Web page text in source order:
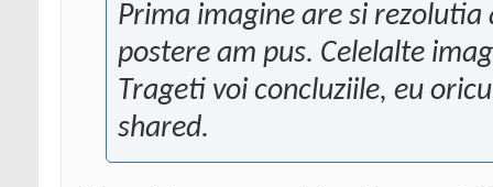
Prima imagine are si
postere am pus. Celelalte
Trageti voi concluziile, eu
shared.